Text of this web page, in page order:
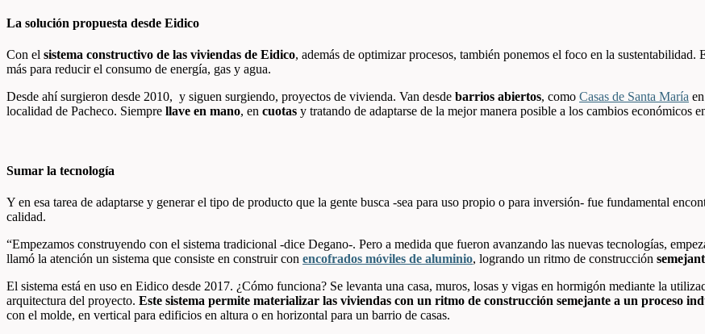
La solución propuesta desde Eidico
Con el sistema constructivo de las viviendas de Eidico, además de optimizar procesos, también ponemos el foco en la
más para reducir el consumo de energía, gas y agua.
Desde ahí surgieron desde 2010, y siguen surgiendo, proyectos de vivienda. Van desde barrios abiertos, como Casas de Santa María
localidad de Pacheco. Siempre llave en mano, en cuotas y tratando de adaptarse de la mejor manera posible a los cambios económicos
Sumar la tecnología
Y en esa tarea de adaptarse y generar el tipo de producto que la gente busca -sea para uso propio o para inversión- fue fundamental
calidad.
“Empezamos construyendo con el sistema tradicional -dice Degano-. Pero a medida que fueron avanzando las nuevas tecnologías,
llamó la atención un sistema que consiste en construir con encofrados móviles de aluminio, logrando un ritmo de construcción
El sistema está en uso en Eidico desde 2017. ¿Cómo funciona? Se levanta una casa, muros, losas y vigas en hormigón mediante la
arquitectura del proyecto. Este sistema permite materializar las viviendas con un ritmo de construcción semejante a un proceso
con el molde, en vertical para edificios en altura o en horizontal para un barrio de casas.